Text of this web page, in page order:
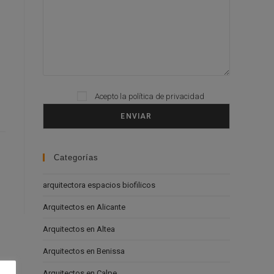
Please leave this field empty.
Acepto la política de privacidad
Categorías
arquitectora espacios biofilicos
Arquitectos en Alicante
Arquitectos en Altea
Arquitectos en Benissa